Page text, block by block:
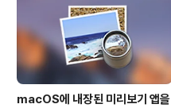
macOS에 내장된 미리보기 앱을